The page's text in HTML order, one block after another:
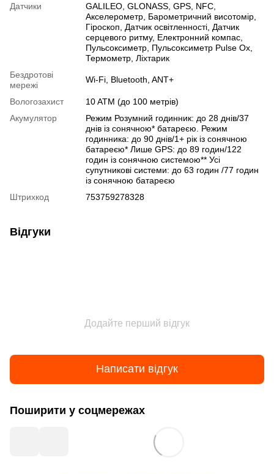
Датчики
GALILEO GLONASS GPS NFC
Акселерометр Барометричний висотомір
Гіроскоп
Датчик освітленності Датчик
серцевого ритму, Електронний компас
Пульсоксиметр Пульсоксиметр Pulse Ox
Термометр Ліхтарик
Бездротові
мережі
Wi-Fi Bluetooth ANT+
Вологозахист
10 ATM (до 100 метрів)
Акумулятор
Режим Розумний годинник: до 28 днів/37
днів із сонячною* батареєю. Режим
годинника: до 90 днів/1+ рік із сонячною
батареєю* Лише GPS: до 89 годин/122
годин із сонячною системою** Усі
супутникові системи: до 63 годин /77 годин
із сонячною батареєю
Штрихкод
753759278328
Відгуки
Додайте перший відгук
Написати відгук
Поширити у соцмережах